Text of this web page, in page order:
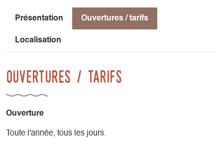
Présentation Ouvertures / tarifs
Localisation
Ouvertures / tarifs
Ouverture
Toute l'année, tous les jours.